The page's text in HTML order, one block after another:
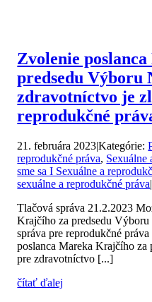
Zvolenie
predsedu Výboru
zdravotníctvo je
reprodukčné
21. februára 2023|Kategórie:
reprodukčné práva, Sexuálne
sme sa I Sexuálne a
sexuálne a reprodukčné práva|
Tlačová správa 21.2.2023
Krajčího za predsedu
správa pre reprodukčné
poslanca Mareka Krajčího
pre zdravotníctvo [...]
čítať ďalej